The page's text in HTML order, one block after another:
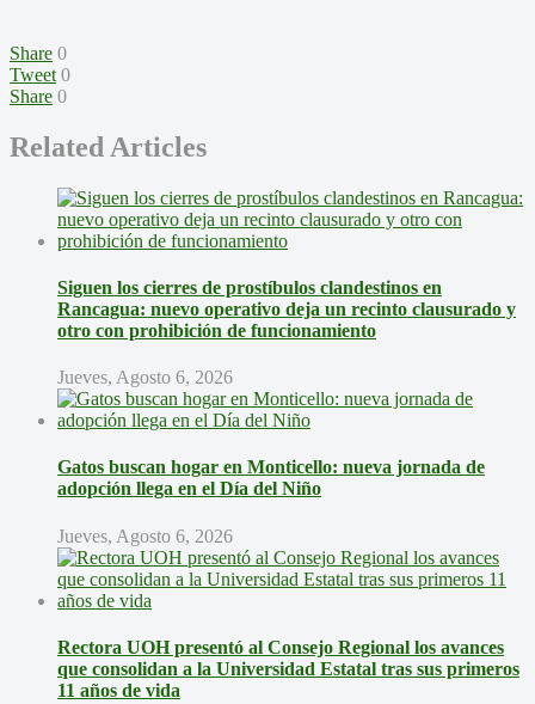
Share 0
Tweet 0
Share 0
Related Articles
Siguen los cierres de prostíbulos clandestinos en
Rancagua: nuevo operativo deja un recinto clausurado y
otro con prohibición de funcionamiento
Jueves, Agosto 6, 2026
Gatos buscan hogar en Monticello: nueva jornada de
adopción llega en el Día del Niño
Jueves, Agosto 6, 2026
Rectora UOH presentó al Consejo Regional los avances
que consolidan a la Universidad Estatal tras sus primeros
11 años de vida